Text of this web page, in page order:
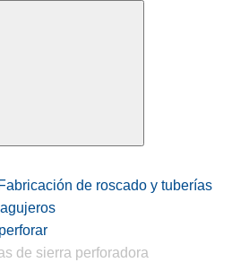
Fabricación de roscado y tuberías
de sierra perforadora